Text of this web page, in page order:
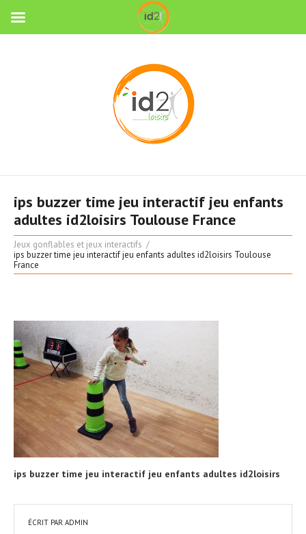
ips buzzer time jeu interactif jeu enfants
adultes id2loisirs Toulouse France
Jeux gonflables et jeux interactifs
ips buzzer time jeu interactif jeu enfants adultes id2loisirs Toulouse
France
ips buzzer time jeu interactif jeu enfants adultes id2loisirs
ÉCRIT PAR ADMIN